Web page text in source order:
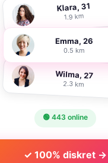
Klara, 31
1.9 km
Emma, 26
0.5 km
Wilma, 27
2.3 km
🟢 443 online
✓ 100% diskret →